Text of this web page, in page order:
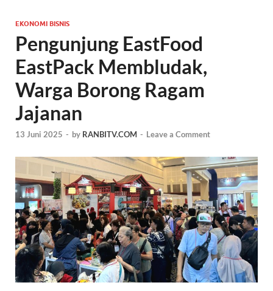
EKONOMI BISNIS
Pengunjung EastFood
EastPack Membludak,
Warga Borong Ragam
Jajanan
13 Juni 2025 - by RANBITV.COM - Leave a Comment